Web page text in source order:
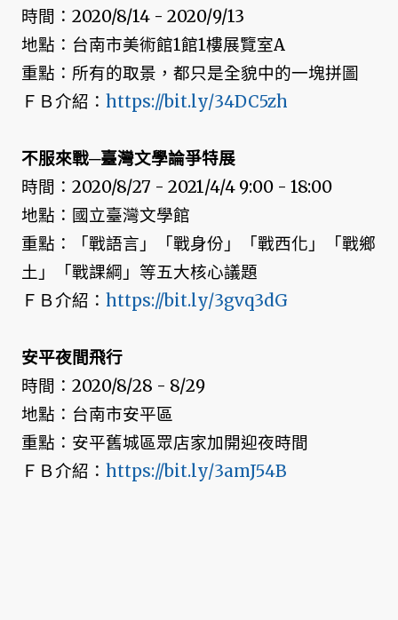
時間：2020/8/14 - 2020/9/13
地點：台南市美術館1館1樓展覽室A
重點：所有的取景，都只是全貌中的一塊拼圖
ＦＢ介紹： https://bit.ly/34DC5zh
不服來戰─臺灣文學論爭特展
時間：2020/8/27 - 2021/4/4 9:00 - 18:00
地點：國立臺灣文學館
重點：「戰語言」「戰身份」「戰西化」「戰鄉
土」「戰課綱」等五大核心議題
ＦＢ介紹： https://bit.ly/3gvq3dG
安平夜間飛行
時間：2020/8/28 - 8/29
地點：台南市安平區
重點：安平舊城區眾店家加開迎夜時間
ＦＢ介紹： https://bit.ly/3amJ54B